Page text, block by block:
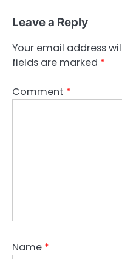
Leave a Reply
Your email address
fields are marked *
Comment *
Name *